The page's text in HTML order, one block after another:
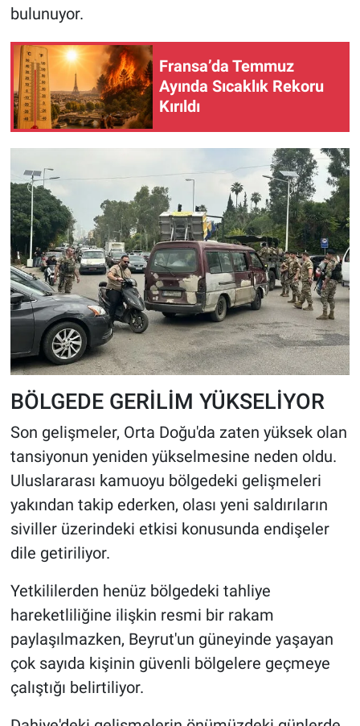
bulunuyor.
Fransa’da Temmuz
Ayında Sıcaklık Rekoru
Kırıldı
BÖLGEDE GERİLİM YÜKSELİYOR
Son gelişmeler, Orta Doğu'da zaten yüksek olan
tansiyonun yeniden yükselmesine neden oldu.
Uluslararası kamuoyu bölgedeki gelişmeleri
yakından takip ederken, olası yeni saldırıların
siviller üzerindeki etkisi konusunda endişeler
dile getiriliyor.
Yetkililerden henüz bölgedeki tahliye
hareketliliğine ilişkin resmi bir rakam
paylaşılmazken, Beyrut'un güneyinde yaşayan
çok sayıda kişinin güvenli bölgelere geçmeye
çalıştığı belirtiliyor.